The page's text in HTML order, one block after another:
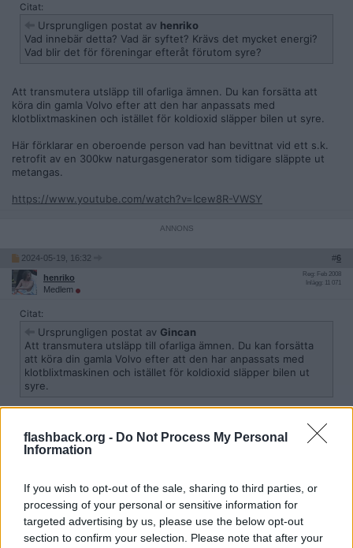
flashback.org - Do Not Process My Personal
Information
If you wish to opt-out of the sale, sharing to third parties, or
processing of your personal or sensitive information for
targeted advertising by us, please use the below opt-out
section to confirm your selection. Please note that after your
Citat:
Ursprungligen postat av henriko
Vad innebär detta? Vad är syftet? Krävs det mycket energi?
Vad blir det för föreningar efteråt förutom syre?
Att transmutera utsläpp till ofarliga ämnen. Du kan forsätta att
köra din gamla Volvo efter att den har anpassats med
klotblixtmaskinen och istället för koldioxid släpper bilen ut syre.
Här förklarar en oberoende person vad han bevittnat vid ett s.k.
retrofit av en 300kw naturgasgenerator som tidigare släppte ut
metangas.
https://www.youtube.com/watch?v=Icew8R-VWSY
2024-05-19, 16:32 #6
henriko
Medlem
Reg: Feb 2008
Inlägg: 11 071
Citat:
Ursprungligen postat av Gincan
Att transmutera utsläpp till ofarliga ämnen. Du kan forsätta
att köra din gamla Volvo efter att den har anpassats med
klotblixtmaskinen och istället för koldioxid släpper bilen ut
syre.
Hur mycket energi gör denna maskin åt, per mil, på ett ungefär?
ut? Och hur ofta?
2024-05-19, 16:45
Gincan
Reg: Dec 2006